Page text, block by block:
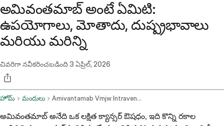
అమివంతమాబ్ అంటే ఏమిటి:
ఉపయోగాలు, మోతాదు, దుష్ప్రభావాలు
మరియు మరిన్ని
చివరిగా నవీకరించబడింది3 ఏప్రిల్, 2026
హోమ్ మందులు Amivantamab Vmjw Intravenous Route
అమివంతమాబ్ అనేది ఒక లక్షిత క్యాన్సర్ ఔషధం, ఇది కొన్ని రకాల